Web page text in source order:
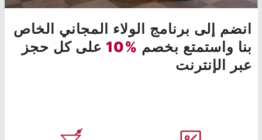
انضم إلى برنامج الولاء المجاني الخاص
بنا واستمتع بخصم %10
على كل حجز
عبر الإنترنت